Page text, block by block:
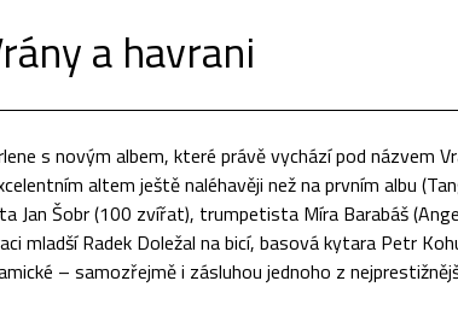
a havrani
s novým albem, které právě vychází pod názvem
altem ještě naléhavěji než na prvním albu
Jan Šobr (100 zvířat), trumpetista Míra Barabáš
mladší Radek Doležal na bicí, basová kytara Petr
– samozřejmě i zásluhou jednoho z